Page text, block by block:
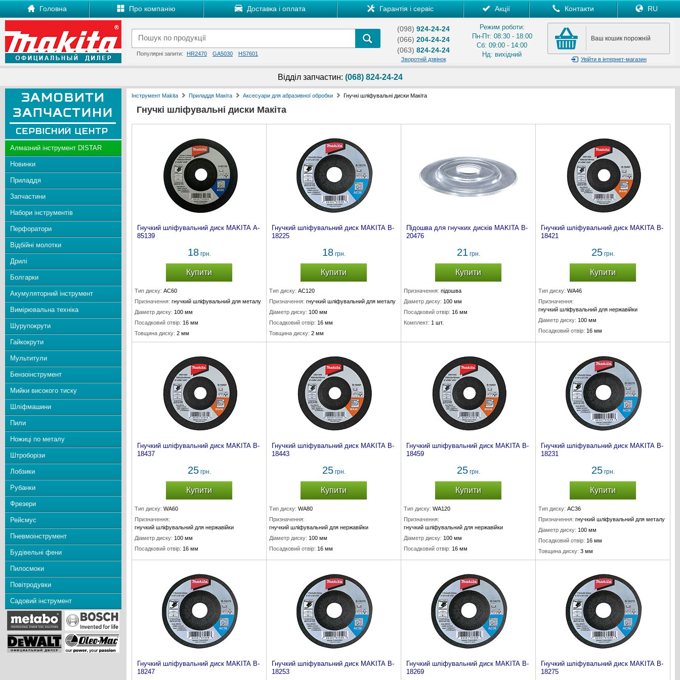
Головна Про компанію Доставка і оплата Гарантія і сервіс Акції Контакти RU
Популярні запити: HR2470 GA5030 HS7601
(098) 924-24-24
(066) 204-24-24
(063) 824-24-24
Зворотній дзвінок
Режим роботи:
Пн-Пт: 08:30 - 18:00
Сб: 09:00 - 14:00
Нд: вихідний
Ваш кошик порожній
Увійти в інтернет-магазин
Відділ запчастин: (068) 824-24-24
Алмазний інструмент DISTAR
Новинки
Приладдя
Запчастини
Набори інструментів
Перфоратори
Відбійні молотки
Дрилі
Болгарки
Акумуляторний інструмент
Вимірювальна техніка
Шурупокрути
Гайкокрути
Мультитули
Бензоінструмент
Мийки високого тиску
Шліфмашини
Пили
Ножиці по металу
Штроборізи
Лобзики
Рубанки
Фрезери
Рейсмус
Пневмоінструмент
Будівельні фени
Пилосмоки
Повітродувки
Садовий інструмент
Інструмент Makita Приладдя Макіта Аксесуари для абразивної обробки Гнучкі шліфувальні диски Макіта
Гнучкі шліфувальні диски Макіта
Гнучкий шліфувальний диск MAKITA A-
85139
18грн.
Купити
Тип диску: AC60
Призначення: гнучкий шліфувальний для металу
Діаметр диску: 100 мм
Посадковий отвір: 16 мм
Товщина диску: 2 мм
Гнучкий шліфувальний диск MAKITA B-
18225
18грн.
Купити
Тип диску: AC120
Призначення: гнучкий шліфувальний для металу
Діаметр диску: 100 мм
Посадковий отвір: 16 мм
Товщина диску: 2 мм
Підошва для гнучких дисків MAKITA B-
20476
21грн.
Купити
Призначення: підошва
Діаметр диску: 100 мм
Посадковий отвір: 16 мм
Комплект: 1 шт.
Гнучкий шліфувальний диск MAKITA B-
18421
25грн.
Купити
Тип диску: WA46
Призначення:
гнучкий шліфувальний для нержавійки
Діаметр диску: 100 мм
Посадковий отвір: 16 мм
Товщина диску: 2 мм
Гнучкий шліфувальний диск MAKITA B-
18437
25грн.
Купити
Тип диску: WA60
Призначення:
гнучкий шліфувальний для нержавійки
Діаметр диску: 100 мм
Посадковий отвір: 16 мм
Товщина диску: 2 мм
Гнучкий шліфувальний диск MAKITA B-
18443
25грн.
Купити
Тип диску: WA80
Призначення:
гнучкий шліфувальний для нержавійки
Діаметр диску: 100 мм
Посадковий отвір: 16 мм
Товщина диску: 2 мм
Гнучкий шліфувальний диск MAKITA B-
18459
25грн.
Купити
Тип диску: WA120
Призначення:
гнучкий шліфувальний для нержавійки
Діаметр диску: 100 мм
Посадковий отвір: 16 мм
Товщина диску: 2 мм
Гнучкий шліфувальний диск MAKITA B-
18231
25грн.
Купити
Тип диску: AC36
Призначення: гнучкий шліфувальний для металу
Діаметр диску: 100 мм
Посадковий отвір: 16 мм
Товщина диску: 3 мм
Гнучкий шліфувальний диск MAKITA B-
18247
Гнучкий шліфувальний диск MAKITA B-
18253
Гнучкий шліфувальний диск MAKITA B-
18269
Гнучкий шліфувальний диск MAKITA B-
18275